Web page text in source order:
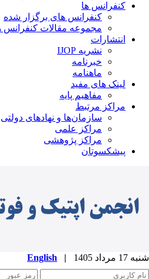
کنفرانس ها
کنفرانس های برگزار شده
مجموعه مقالات کنفرانس ها
انتشارات
نشریه IJOP
خبرنامه
ماهنامه
لینک های مفید
مفاهیم پایه
مراکز مرتبط
سازمان‌ها و نهادهای دولتی
مراکز علمی
مراکز پژوهشی
پیشکسوتان
مرداد 1405 |
English